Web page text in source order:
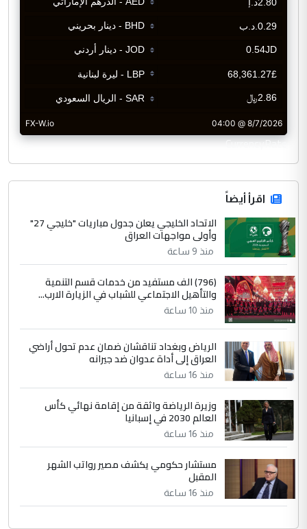
CurrencyRate
اقرأ أيضاً
الاتحاد الخليجي يعلن جدول مباريات "خليجي 27"
وأولى مواجهات العراق
منذ 9 ساعة
(796) الف مستفيد من خدمات قسم التنمية
والتأهيل الاجتماعي للشباب في الزيارة الارب...
منذ 10 ساعة
الرياض وبغداد تناقشان ضمان عدم تحول أراضي
العراق إلى أداة عدوان ضد جيرانه
منذ 16 ساعة
وزيرة الرياضة واثقة من إقامة نهائي كأس
العالم 2030 في إسبانيا
منذ 16 ساعة
مستشار حكومي يكشف مصير رواتب الشهر
المقبل
منذ 16 ساعة